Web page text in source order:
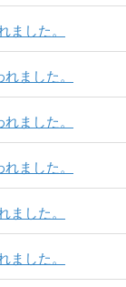
した。
ました。
ました。
ました。
した。
した。